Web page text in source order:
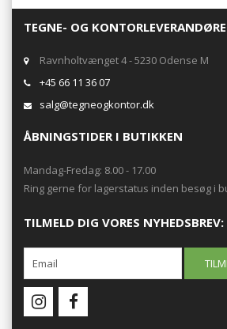
TEGNE- OG
Ravnholtvænget 4 - 5230 Odense M
+45 66 11 36 07
salg@tegneogkontor.dk
ÅBNINGSTIDER I BUTIKKEN
Mandag-Fredag: 8.00 - 17.00
Ring gerne for lagerstatus inden besøg i
TILMELD DIG VORES NYHEDSBREV: